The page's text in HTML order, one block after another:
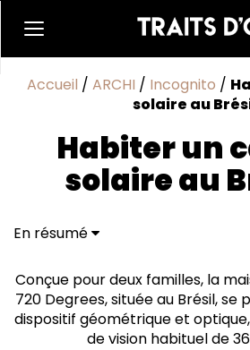
Accueil / ARCHI / Incognito /
solaire au
Habiter un
solaire au
En résumé
Un design bas
Impact écologie limité
Conçue pour deux familles, la
720 Degrees, située au Brésil,
dispositif géométrique et
de vision habituel de